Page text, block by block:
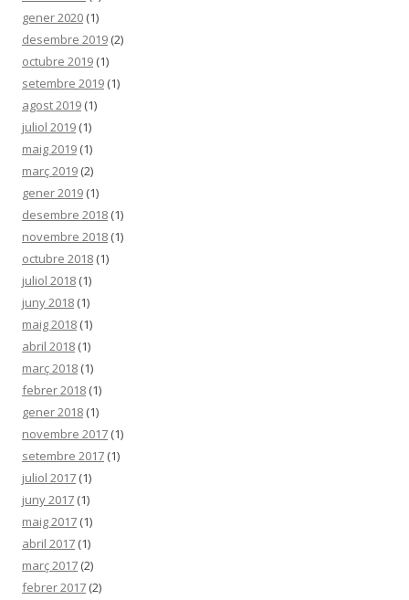
gener 2020 (1)
desembre 2019 (2)
octubre 2019 (1)
setembre 2019 (1)
agost 2019 (1)
juliol 2019 (1)
maig 2019 (1)
març 2019 (2)
gener 2019 (1)
desembre 2018 (1)
novembre 2018 (1)
octubre 2018 (1)
juliol 2018 (1)
juny 2018 (1)
maig 2018 (1)
abril 2018 (1)
març 2018 (1)
febrer 2018 (1)
gener 2018 (1)
novembre 2017 (1)
setembre 2017 (1)
juliol 2017 (1)
juny 2017 (1)
maig 2017 (1)
abril 2017 (1)
març 2017 (2)
febrer 2017 (2)